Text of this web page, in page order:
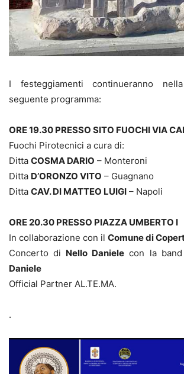
I festeggiamenti continueranno
seguente programma:
ORE 19.30 PRESSO SITO FUOCHI VIA
Fuochi Pirotecnici a cura di:
Ditta COSMA DARIO – Monteroni
Ditta D’ORONZO VITO – Guagnano
Ditta CAV. DI MATTEO LUIGI – Napoli
ORE 20.30 PRESSO PIAZZA UMBERTO I
In collaborazione con il Comune di
Concerto di Nello Daniele con la
Daniele
Official Partner AL.TE.MA.
.